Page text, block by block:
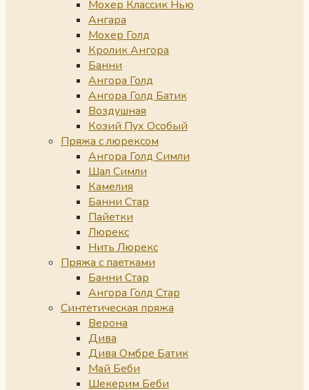
Мохер Классик Нью
Ангара
Мохер Голд
Кролик Ангора
Банни
Ангора Голд
Ангора Голд Батик
Воздушная
Козий Пух Особый
Пряжа с люрексом
Ангора Голд Симли
Шал Симли
Камелия
Банни Стар
Пайетки
Люрекс
Нить Люрекс
Пряжа с паетками
Банни Стар
Ангора Голд Стар
Синтетическая пряжа
Верона
Дива
Дива Омбре Батик
Май Беби
Шекерим Беби